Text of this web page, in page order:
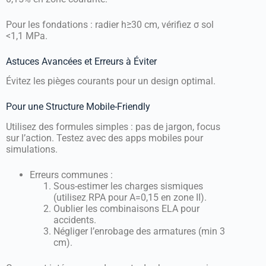
Pour les fondations : radier h≥30 cm, vérifiez σ sol
<1,1 MPa.
Astuces Avancées et Erreurs à Éviter
Évitez les pièges courants pour un design optimal.
Pour une Structure Mobile-Friendly
Utilisez des formules simples : pas de jargon, focus
sur l’action. Testez avec des apps mobiles pour
simulations.
Erreurs communes :
Sous-estimer les charges sismiques
(utilisez RPA pour A=0,15 en zone II).
Oublier les combinaisons ELA pour
accidents.
Négliger l’enrobage des armatures (min 3
cm).